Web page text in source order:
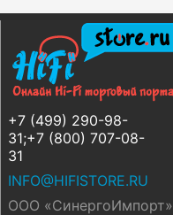
+7 (499) 290-98-
31;+7 (800) 707-08-
31
INFO@HIFISTORE.RU
ООО «СинергоИмпорт»